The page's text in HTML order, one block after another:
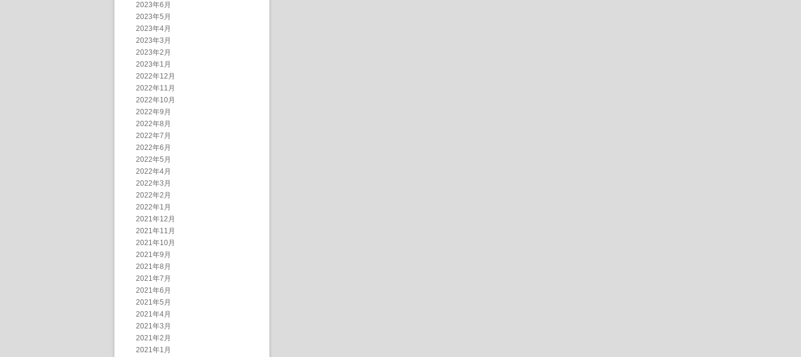
2023年6月
2023年5月
2023年4月
2023年3月
2023年2月
2023年1月
2022年12月
2022年11月
2022年10月
2022年9月
2022年8月
2022年7月
2022年6月
2022年5月
2022年4月
2022年3月
2022年2月
2022年1月
2021年12月
2021年11月
2021年10月
2021年9月
2021年8月
2021年7月
2021年6月
2021年5月
2021年4月
2021年3月
2021年2月
2021年1月